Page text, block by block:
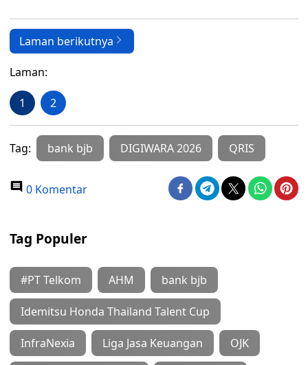
Laman berikutnya
Laman:
1 2
Tag: bank bjb DIGIWARA 2026 QRIS
0 Komentar
Tag Populer
#PT Telkom AHM bank bjb
Idemitsu Honda Thailand Talent Cup
InfraNexia Liga Jasa Keuangan OJK